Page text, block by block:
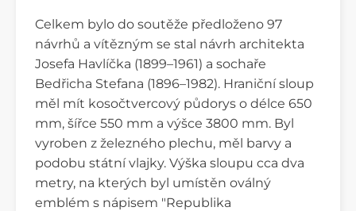
Celkem bylo do soutěže předloženo 97
návrhů a vítězným se stal návrh architekta
Josefa Havlíčka (1899–1961) a sochaře
Bedřicha Stefana (1896–1982). Hraniční sloup
měl mít kosočtvercový půdorys o délce 650
mm, šířce 550 mm a výšce 3800 mm. Byl
vyroben z železného plechu, měl barvy a
podobu státní vlajky. Výška sloupu cca dva
metry, na kterých byl umístěn oválný
emblém s nápisem "Republika